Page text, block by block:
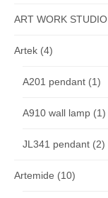
ART WORK STUDIO
Artek (4)
A201 pendant (1)
A910 wall lamp (1)
JL341 pendant (2)
Artemide (10)